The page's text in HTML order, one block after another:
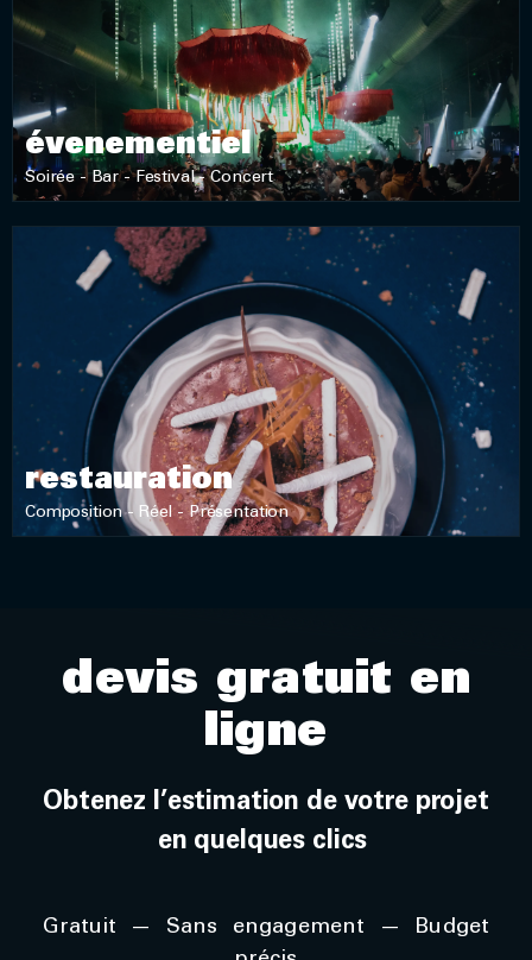
évenementiel
Soirée - Bar - Festival - Concert
DÉCOUVRIR
restauration
Composition - Réel - Présentation
DÉCOUVRIR
devis gratuit en
ligne
Obtenez l’estimation de votre projet
en quelques clics
Gratuit — Sans engagement — Budget